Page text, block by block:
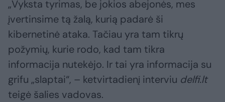
„Vyksta tyrimas, be jokios abejonės, mes
įvertinsime tą žalą, kurią padarė ši
kibernetinė ataka. Tačiau yra tam tikrų
požymių, kurie rodo, kad tam tikra
informacija nutekėjo. Ir tai yra informacija su
grifu „slaptai“, – ketvirtadienį interviu delfi.lt
teigė šalies vadovas.